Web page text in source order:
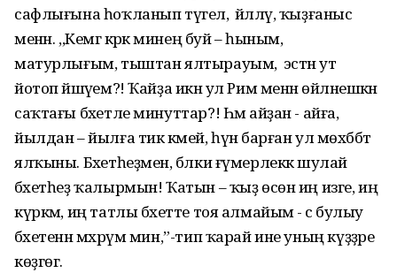
сафлығына һоҡланып түгел, ә йәлләү, ҡыҙғаныс
менән. ,,Кемгә кәрәк минең буй – һыным,
матурлығым, тыштан ялтырауым, ә эстән ут
йотоп йәшәүем?! Ҡайҙа икән ул Рим менән өйләнешкән
саҡтағы бәхетле минуттар?! Һәм айҙан - айға,
йылдан – йылға тик кәмей, һүнә барған ул мөхәббәт
ялҡыны. Бәхетһеҙмен, бәлки ғүмерлеккә шулай
бәхетһеҙ ҡалырмын! Ҡатын – ҡыҙ өсөн иң изге, иң
күркәм, иң татлы бәхетте тоя алмайым - әсә булыу
бәхетенән мәхрүм мин,”-тип ҡарай ине уның күҙҙәре
көҙгөгә.